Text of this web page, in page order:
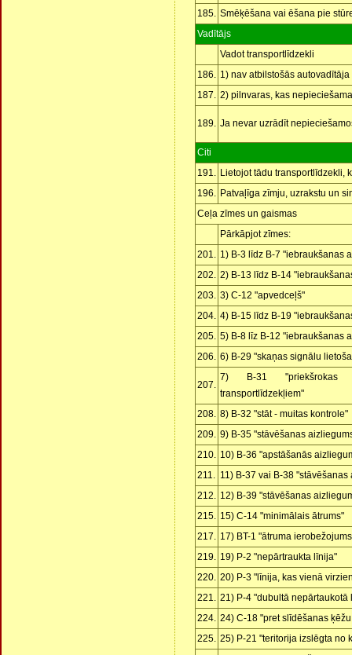
185. Smēķēšana vai ēšana pie
Vadītājs
Vadot transportlīdzekli
186. 1) nav atbilstošās
187. 2) pilnvaras, kas
189. Ja nevar uzrādīt
Citi
191. Lietojot tādu transportlīdzekli,
196. Patvaļīga zīmju, uzrakstu un
Ceļa zīmes un gaismas
Pārkāpjot zīmes:
201. 1) B-3 līdz B-7 "iebraukšanas
202. 2) B-13 līdz B-14
203. 3) C-12 "apvedceļš"
204. 4) B-15 līdz B-19
205. 5) B-8 līz B-12 "iebraukšanas
206. 6) B-29 "skaņas signālu
207.
7) B-31 "priekšrokas
transportlīdzekļiem"
208. 8) B-32 "stāt - muitas kontrole"
209. 9) B-35 "stāvēšanas
210. 10) B-36 "apstāšanās
211. 11) B-37 vai B-38
212. 12) B-39 "stāvēšanas
215. 15) C-14 "minimālais ātrums"
217. 17) BT-1 "ātruma
219. 19) P-2 "nepārtraukta līnija"
220. 20) P-3 "līnija, kas vienā
221. 21) P-4 "dubultā nepārtaukotā
224. 24) C-18 "pret slīdēšanas
225. 25) P-21 "teritorija izslēgta no